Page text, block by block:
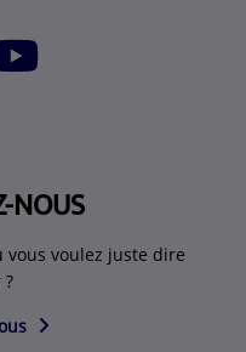
NOUS
vous voulez juste dire